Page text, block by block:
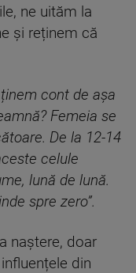
ne uităm la
și reținem că
ținem cont de așa
Femeia se
De la 12-14
celule
lună de lună.
spre zero”.
naștere, doar
din